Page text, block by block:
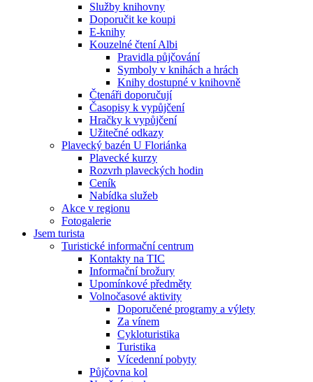
Služby knihovny
Doporučit ke koupi
E-knihy
Kouzelné čtení Albi
Pravidla půjčování
Symboly v knihách a hrách
Knihy dostupné v knihovně
Čtenáři doporučují
Časopisy k vypůjčení
Hračky k vypůjčení
Užitečné odkazy
Plavecký bazén U Floriánka
Plavecké kurzy
Rozvrh plaveckých hodin
Ceník
Nabídka služeb
Akce v regionu
Fotogalerie
Jsem turista
Turistické informační centrum
Kontakty na TIC
Informační brožury
Upomínkové předměty
Volnočasové aktivity
Doporučené programy a výlety
Za vínem
Cykloturistika
Turistika
Vícedenní pobyty
Půjčovna kol